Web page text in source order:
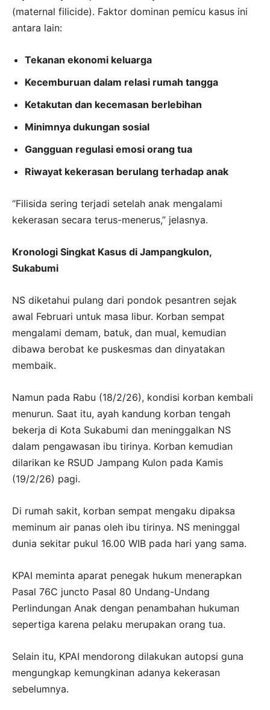
(maternal filicide). Faktor dominan pemicu kasus ini
antara lain:
Tekanan ekonomi keluarga
Kecemburuan dalam relasi rumah tangga
Ketakutan dan kecemasan berlebihan
Minimnya dukungan sosial
Gangguan regulasi emosi orang tua
Riwayat kekerasan berulang terhadap anak
“Filisida sering terjadi setelah anak mengalami
kekerasan secara terus-menerus,” jelasnya.
Kronologi Singkat Kasus di Jampangkulon,
Sukabumi
NS diketahui pulang dari pondok pesantren sejak
awal Februari untuk masa libur. Korban sempat
mengalami demam, batuk, dan mual, kemudian
dibawa berobat ke puskesmas dan dinyatakan
membaik.
Namun pada Rabu (18/2/26), kondisi korban kembali
menurun. Saat itu, ayah kandung korban tengah
bekerja di Kota Sukabumi dan meninggalkan NS
dalam pengawasan ibu tirinya. Korban kemudian
dilarikan ke RSUD Jampang Kulon pada Kamis
(19/2/26) pagi.
Di rumah sakit, korban sempat mengaku dipaksa
meminum air panas oleh ibu tirinya. NS meninggal
dunia sekitar pukul 16.00 WIB pada hari yang sama.
KPAI meminta aparat penegak hukum menerapkan
Pasal 76C juncto Pasal 80 Undang-Undang
Perlindungan Anak dengan penambahan hukuman
sepertiga karena pelaku merupakan orang tua.
Selain itu, KPAI mendorong dilakukan autopsi guna
mengungkap kemungkinan adanya kekerasan
sebelumnya.